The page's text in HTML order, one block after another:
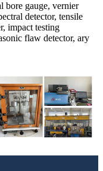
bore gauge, vernier
detector, tensile
impact testing
flaw detector, ary